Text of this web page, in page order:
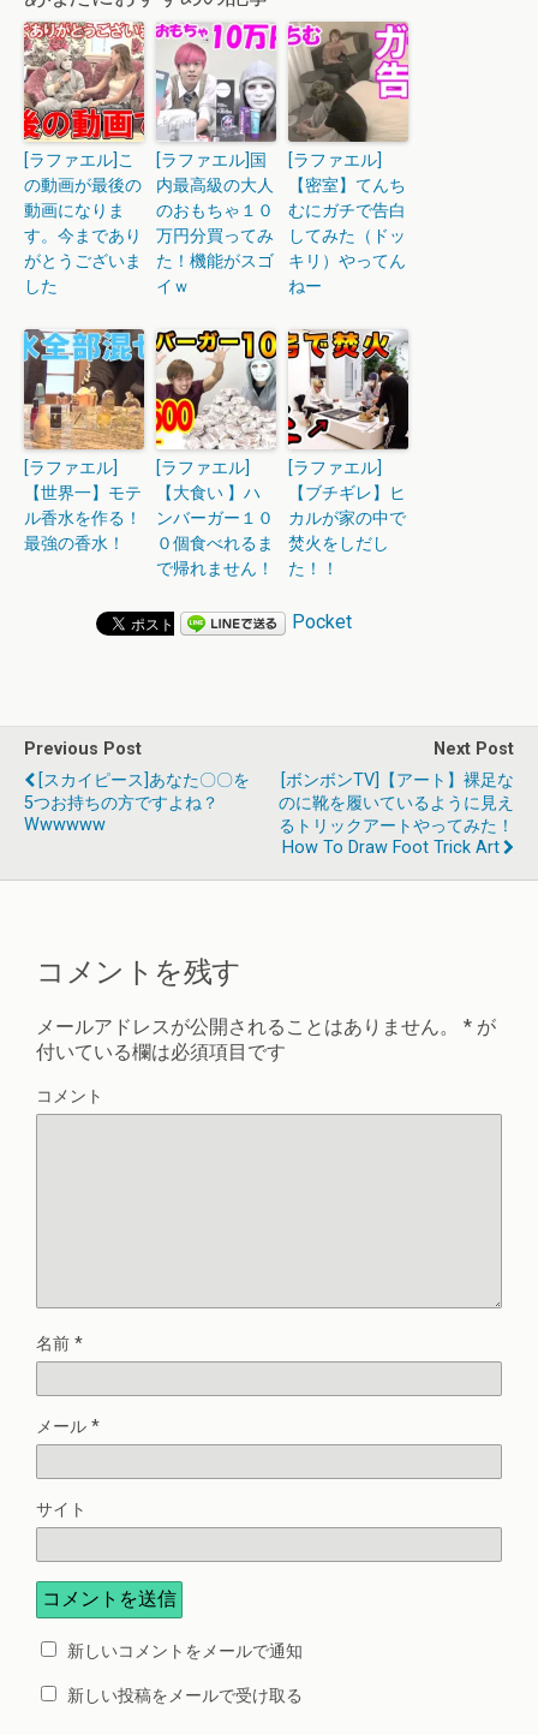
[ラファエル]こ
の動画が最後の
動画になりま
す。今まであり
がとうございま
した
[ラファエル]国
内最高級の大人
のおもちゃ１０
万円分買ってみ
た！機能がスゴ
イｗ
[ラファエル]
【密室】てんち
むにガチで告白
してみた（ドッ
キリ）やってん
ねー
[ラファエル]
【世界一】モテ
ル香水を作る！
最強の香水！
[ラファエル]
【大食い 】ハ
ンバーガー１０
０個食べれるま
で帰れません！
[ラファエル]
【ブチギレ】ヒ
カルが家の中で
焚火をしだし
た！！
Pocket
Previous Post
[スカイピース]あなた〇〇を
5つお持ちの方ですよね？
Wwwwww
Next Post
[ボンボンTV]【アート】裸足な
のに靴を履いているように見え
るトリックアートやってみた！
How To Draw Foot Trick Art
コメントを残す
メールアドレスが公開されることはありません。 * が
付いている欄は必須項目です
コメント
名前 *
メール *
サイト
新しいコメントをメールで通知
新しい投稿をメールで受け取る